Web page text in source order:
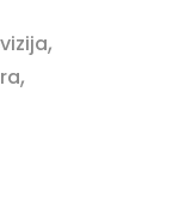
,
,